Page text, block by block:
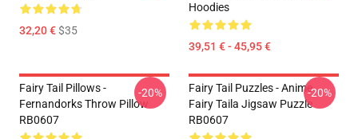
32,20 €$35
Hoodies
39,51 € - 45,95 €
Fairy Tail Pillows -
Fernandorks Throw Pillow
RB0607
-20%
Fairy Tail Puzzles - Anime
Fairy Taila Jigsaw Puzzle
RB0607
-20%